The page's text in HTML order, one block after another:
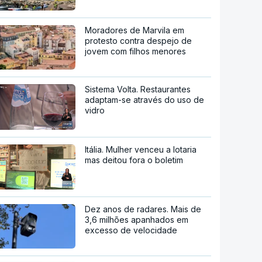
Moradores de Marvila em
protesto contra despejo de
jovem com filhos menores
Sistema Volta. Restaurantes
adaptam-se através do uso de
vidro
Itália. Mulher venceu a lotaria
mas deitou fora o boletim
Dez anos de radares. Mais de
3,6 milhões apanhados em
excesso de velocidade